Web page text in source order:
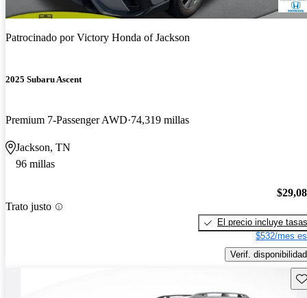
Patrocinado porVictory Honda of Jackson
2025 Subaru Ascent
Premium 7-Passenger AWD 74,319 millas
Jackson, TN
96 millas
Trato justo
El precio incluye tasas
$532/mes
Verif. disponibilidad